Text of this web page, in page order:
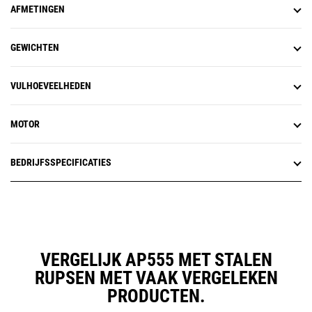
AFMETINGEN
GEWICHTEN
VULHOEVEELHEDEN
MOTOR
BEDRIJFSSPECIFICATIES
VERGELIJK AP555 MET STALEN
RUPSEN MET VAAK VERGELEKEN
PRODUCTEN.